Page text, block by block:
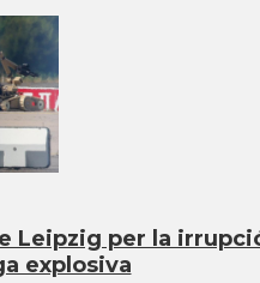
Leipzig per la
explosiva